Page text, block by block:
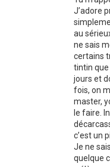
J’adore
au
ne sais
certains
tintin que
jours et
fois, on
master,
le faire.
c’est un
Je ne
quelque